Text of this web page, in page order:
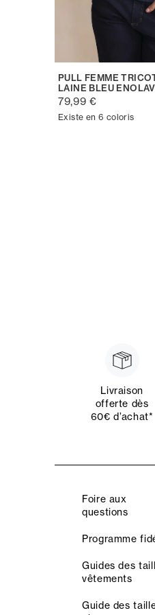
PULL FEMME
LAINE BLEU
79,99 €
Existe en 6 coloris
Livraison
offerte dès
60€ d’achat*
Foire aux
questions
Programme
Guides des
vêtements
Guide des